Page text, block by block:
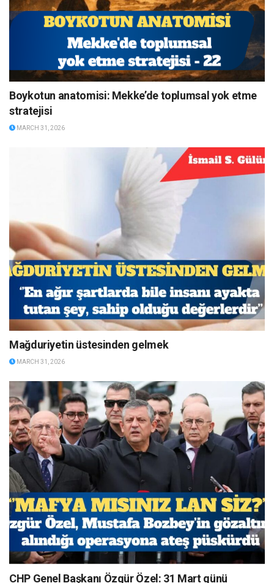
Boykotun anatomisi: Mekke’de toplumsal yok etme
stratejisi
MARCH 31, 2026
Mağduriyetin üstesinden gelmek
MARCH 31, 2026
CHP Genel Başkanı Özgür Özel: 31 Mart günü